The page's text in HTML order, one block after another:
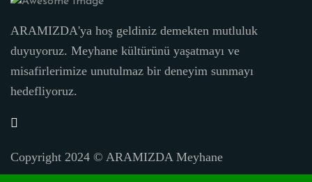
ARAMIZDA'ya hoş geldiniz demekten mutluluk
duyuyoruz. Meyhane kültürünü yaşatmayı ve
misafirlerimize unutulmaz bir deneyim sunmayı
hedefliyoruz.
Copyright 2024 © ARAMIZDA Meyhane